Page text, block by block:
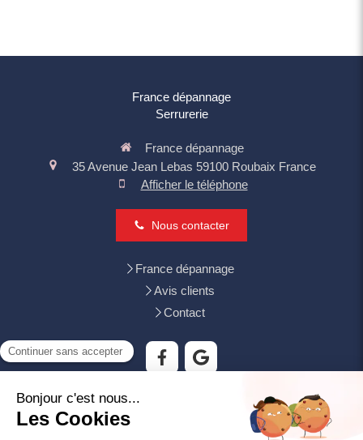
France dépannage
Serrurerie
France dépannage
35 Avenue Jean Lebas 59100 Roubaix France
Afficher le téléphone
Nous contacter
France dépannage
Avis clients
Contact
Tourcoing, Mouvaux, Villeneuve-d'Ascq, Wattrelos, Croix,
Wasquehal, Lys-lez-Lannoy, Bondues, Neuville-en-Ferrain,